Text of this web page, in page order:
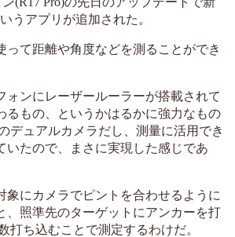
うアプリが追加された。
って距離や角度などを測ることができ
ォンにレーザールーラーが搭載されて
るもの、というかはるかに強力なもの
デュアルカメラだし、測量に活用でき
いたので、まさに実現した感じであ
象にカメラでピントを合わせるように
、照準先のターゲットにアンカーを打
打ち込むことで測定するわけだ。